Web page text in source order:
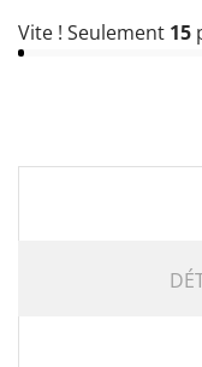
Vite ! Seulement 15